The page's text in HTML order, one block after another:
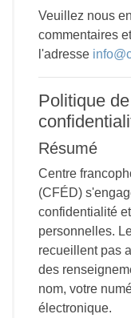
Veuillez nous
commentaires
l'adresse
Politique de
Résumé
Centre
(CFÉD)
confidentialité
personnelles.
recueillent pas
des
nom, votre
électronique.